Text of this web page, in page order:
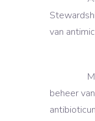
van
beheer